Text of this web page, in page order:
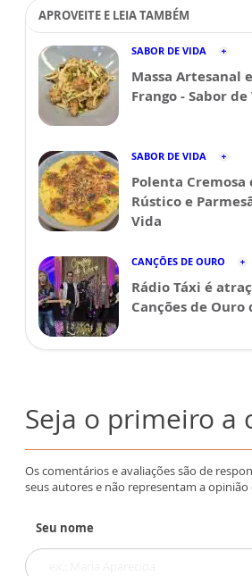
APROVEITE E LEIA TAMBÉM
SABOR DE VIDA
Massa Artesanal
Frango - Sabor de
SABOR DE VIDA
Polenta Cremosa
Rústico e
Vida
CANÇÕES DE OURO
Rádio Táxi é
Canções de Ouro
Seja o primeiro a
Os comentários e avaliações são de
seus autores e não representam a opinião
Seu nome